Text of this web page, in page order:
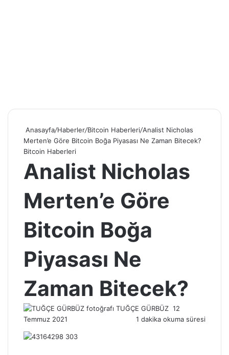
Anasayfa/Haberler/Bitcoin Haberleri/Analist Nicholas
Merten’e Göre Bitcoin Boğa Piyasası Ne Zaman Bitecek?
Bitcoin Haberleri
Analist Nicholas
Merten’e Göre
Bitcoin Boğa
Piyasası Ne
Zaman Bitecek?
TUĞÇE GÜRBÜZ Bir
e-
12
Temmuz 2021
1 dakika okuma süresi